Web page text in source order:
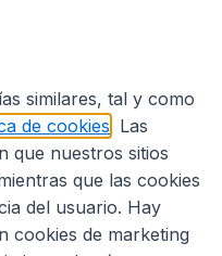
similares, tal y como
de cookies . Las
que nuestros sitios
que las cookies
del usuario. Hay
cookies de marketing